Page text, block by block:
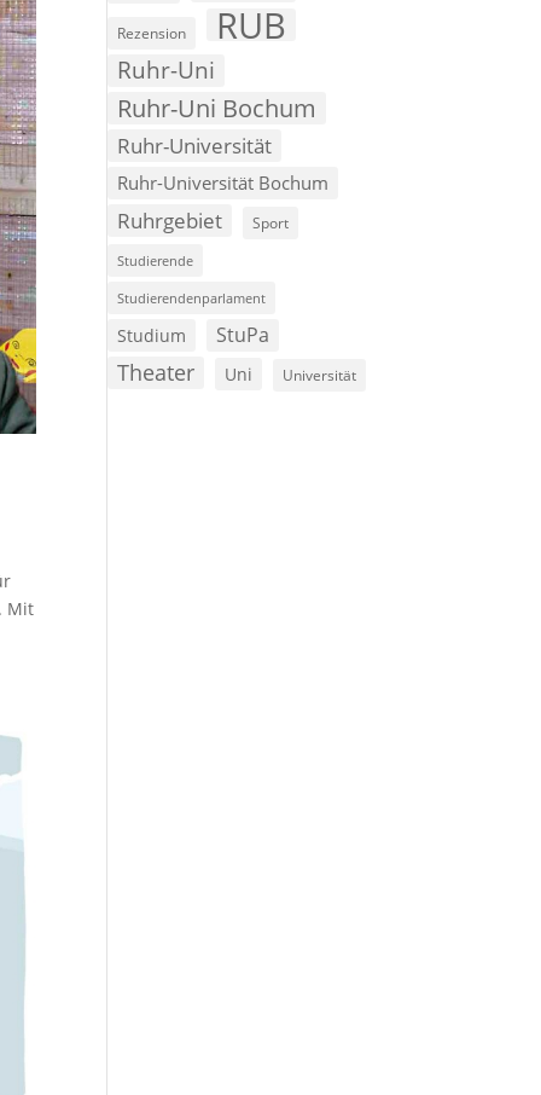
Mit
Rezension RUB
Ruhr-Uni
Ruhr-Uni Bochum
Ruhr-Universität
Ruhr-Universität Bochum
Ruhrgebiet Sport
Studierende
Studierendenparlament
Studium StuPa
Theater Uni Universität